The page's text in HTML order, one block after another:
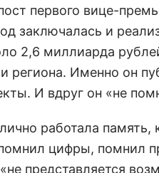
первого вице-
заключалась и
2,6 миллиарда
региона. Именно он
И вдруг он «не
работала
цифры, помнил
представляется